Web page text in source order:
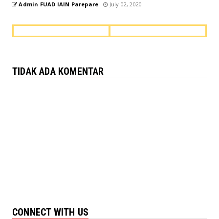
Admin FUAD IAIN Parepare July 02, 2020
TIDAK ADA KOMENTAR
CONNECT WITH US